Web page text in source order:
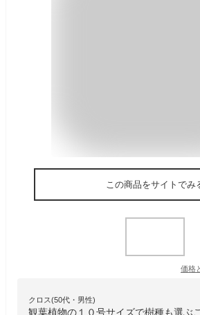
この商品をサイトでみ
価格
クロス(50代・男性)
観葉植物の１０号サイズで樹種も選ぶ